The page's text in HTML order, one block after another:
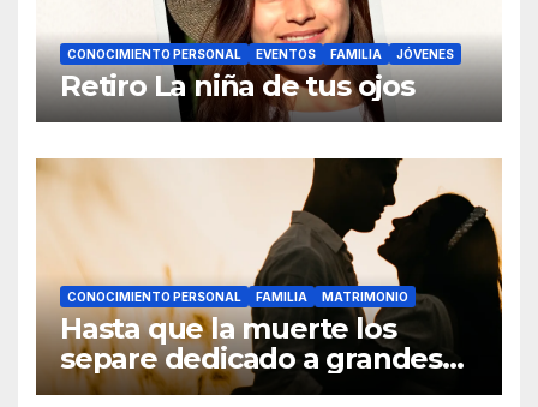
CONOCIMIENTO PERSONAL EVENTOS FAMILIA JÓVENES
Retiro La niña de tus ojos
CONOCIMIENTO PERSONAL FAMILIA MATRIMONIO
Hasta que la muerte los
separe dedicado a grandes
hombres